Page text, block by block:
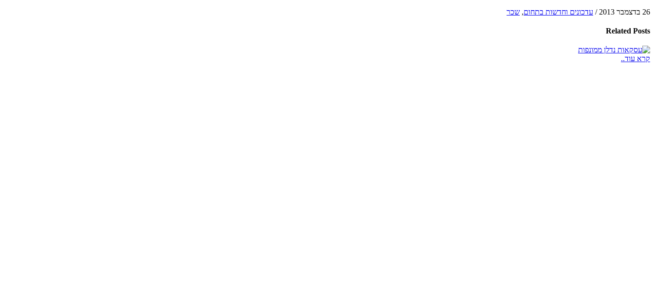
26 בדצמבר 2013
/ עדכונים וחדשות בתחום, שכר
Related Posts
קרא עוד..